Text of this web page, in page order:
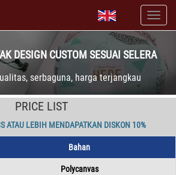
DESIGN CUSTOM SESUAI SELERA
serbaguna, harga terjangkau
PRICE LIST
ATAU LEBIH MENDAPATKAN DISKON 10%
Bahan
Polycanvas